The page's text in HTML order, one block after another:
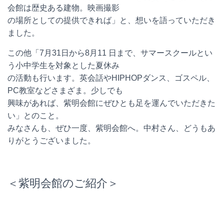
会館は歴史ある建物。映画撮影
の場所としての提供できれば」と、想いを語っていただき
ました。
この他「7月31日から8月11 日まで、サマースクールとい
う小中学生を対象とした夏休み
の活動も行います。英会話やHIPHOPダンス、ゴスペル、
PC教室などさまざま。少しでも
興味があれば、紫明会館にぜひとも足を運んでいただきた
い」とのこと。
みなさんも、ぜひ一度、紫明会館へ。中村さん、どうもあ
りがとうございました。
＜紫明会館のご紹介＞